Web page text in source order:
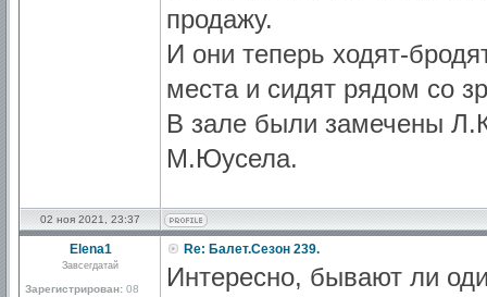
продажу.
И они теперь ходят-
места и сидят рядом со
В зале были замечены
М.Юусела.
02 ноя 2021, 23:37
Elena1
Завсегдатай
Зарегистрирован: 08
Re: Балет.Сезон 239.
Интересно, бывают ли